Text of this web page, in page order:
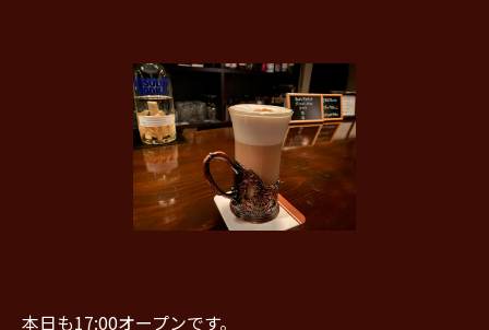
本日も17:00オープンです。